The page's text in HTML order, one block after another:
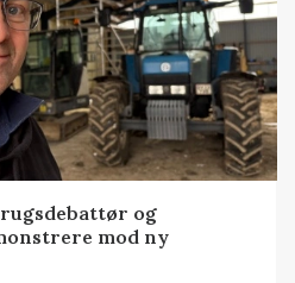
og
mod ny